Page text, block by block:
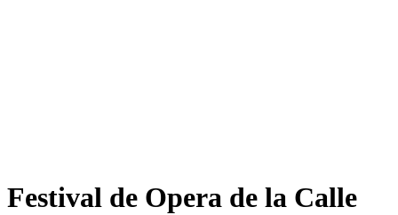
Festival de Opera de la Calle